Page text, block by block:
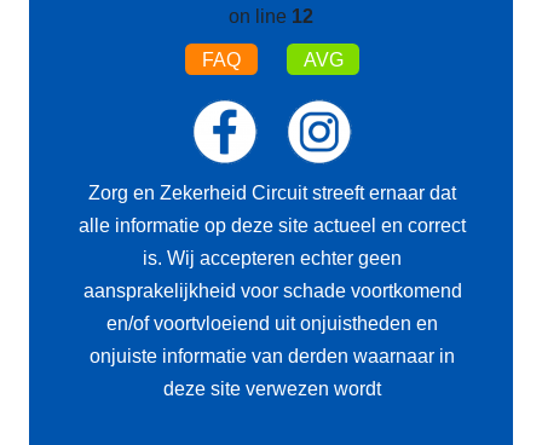
on line 12
FAQ AVG
Zorg en Zekerheid Circuit streeft ernaar dat
alle informatie op deze site actueel en correct
is. Wij accepteren echter geen
aansprakelijkheid voor schade voortkomend
en/of voortvloeiend uit onjuistheden en
onjuiste informatie van derden waarnaar in
deze site verwezen wordt